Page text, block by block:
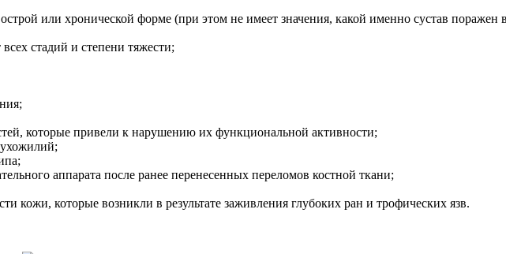
или хронической форме (при этом не имеет значения, какой именно сустав поражен
стадий и степени тяжести;
которые привели к нарушению их функциональной активности;
аппарата после ранее перенесенных переломов костной ткани;
кожи, которые возникли в результате заживления глубоких ран и трофических язв.